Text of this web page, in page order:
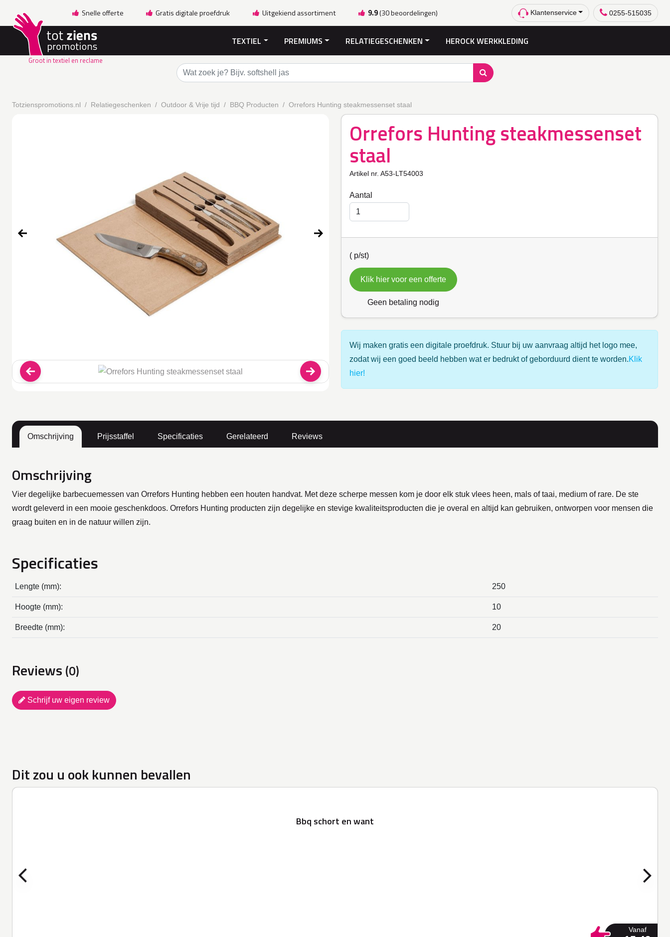
Snelle offerte Gratis digitale proefdruk Uitgekiend assortiment 9.9(30 beoordelingen) Klantenservice 0255-515035
Groot in textiel en reclame
TEXTIEL PREMIUMS RELATIEGESCHENKEN HEROCK WERKKLEDING
Totzienspromotions.nl Relatiegeschenken Outdoor & Vrije tijd BBQ Producten Orrefors Hunting steakmessenset staal
Orrefors Hunting steakmessenset
staal
Artikel nr. A53-LT54003
Aantal
( p/st)
Klik hier voor een offerte
Geen betaling nodig
Wij maken gratis een digitale proefdruk. Stuur bij uw aanvraag altijd het logo mee,
zodat wij een goed beeld hebben wat er bedrukt of geborduurd dient te worden.Klik
hier!
Omschrijving Prijsstaffel Specificaties Gerelateerd Reviews
Omschrijving
Vier degelijke barbecuemessen van Orrefors Hunting hebben een houten handvat. Met deze scherpe messen kom je door elk stuk vlees heen, mals of taai, medium of rare. De ste
wordt geleverd in een mooie geschenkdoos. Orrefors Hunting producten zijn degelijke en stevige kwaliteitsproducten die je overal en altijd kan gebruiken, ontworpen voor mensen die
graag buiten en in de natuur willen zijn.
Specificaties
Lengte (mm): 250
Hoogte (mm): 10
Breedte (mm): 20
Reviews (0)
Schrijf uw eigen review
Dit zou u ook kunnen bevallen
Bbq schort en want
Vanaf